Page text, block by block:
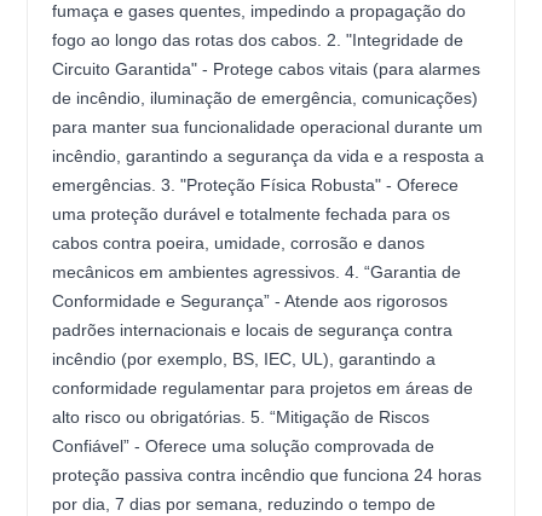
fumaça e gases quentes, impedindo a propagação do
fogo ao longo das rotas dos cabos. 2. "Integridade de
Circuito Garantida" - Protege cabos vitais (para alarmes
de incêndio, iluminação de emergência, comunicações)
para manter sua funcionalidade operacional durante um
incêndio, garantindo a segurança da vida e a resposta a
emergências. 3. "Proteção Física Robusta" - Oferece
uma proteção durável e totalmente fechada para os
cabos contra poeira, umidade, corrosão e danos
mecânicos em ambientes agressivos. 4. “Garantia de
Conformidade e Segurança” - Atende aos rigorosos
padrões internacionais e locais de segurança contra
incêndio (por exemplo, BS, IEC, UL), garantindo a
conformidade regulamentar para projetos em áreas de
alto risco ou obrigatórias. 5. “Mitigação de Riscos
Confiável” - Oferece uma solução comprovada de
proteção passiva contra incêndio que funciona 24 horas
por dia, 7 dias por semana, reduzindo o tempo de